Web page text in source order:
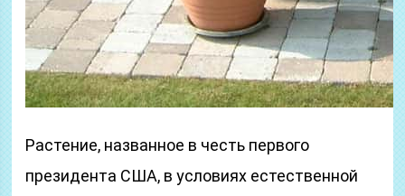
Растение, названное в честь первого
президента США, в условиях естественной